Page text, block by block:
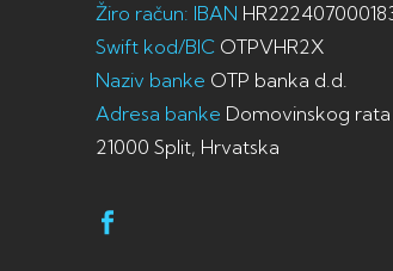
Žiro račun: IBAN
Swift kod/BIC OTPVHR2X
Naziv banke OTP banka d.d.
Adresa banke Domovinskog rata
21000 Split, Hrvatska